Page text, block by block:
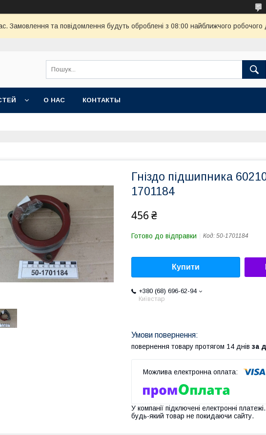
Замовлення та повідомлення будуть оброблені з 08:00 найближчого робочого
О НАС КОНТАКТЫ
Гніздо підшипника
1701184
456 ₴
Готово до відправки Код: 50-1701184
Купити
+380 (68) 696-62-94
Київстар
повернення товару протягом 14 днів за
У компанії підключені електронні
будь-який товар не покидаючи сайту.